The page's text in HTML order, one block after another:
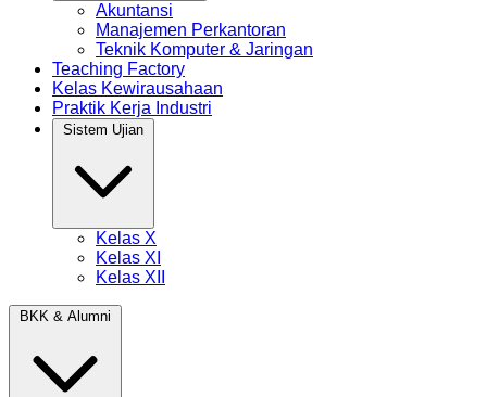
Akuntansi
Manajemen Perkantoran
Teknik Komputer & Jaringan
Teaching Factory
Kelas Kewirausahaan
Praktik Kerja Industri
Kelas X
Kelas XI
Kelas XII